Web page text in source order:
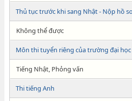
Thủ tục trước khi sang Nhật - Nộp hồ
Không thể được
Môn thi tuyển riêng của trường đại học
Tiếng Nhật, Phỏng vấn
Thi tiếng Anh